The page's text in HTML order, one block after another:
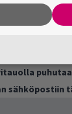
sähköpostiin